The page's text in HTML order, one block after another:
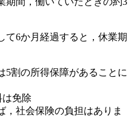
て6か月経過すると，休業期
5割の所得保障があることに
免除
，社会保険の負担はありま